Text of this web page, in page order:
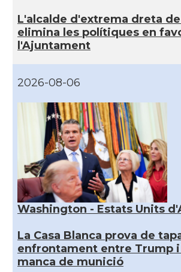
L'alcalde d'extrema dreta
elimina les polítiques en
l'Ajuntament
2026-08-06
Washington - Estats Units
La Casa Blanca prova de
enfrontament entre Trump i
manca de munició